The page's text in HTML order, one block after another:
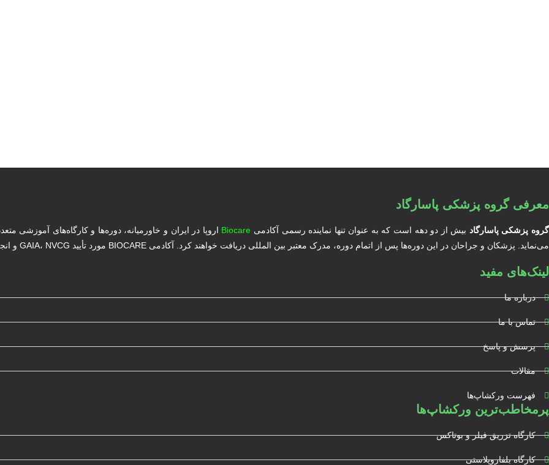
معرفی گروه پزشکی پاسارگاد
گروه پزشکی پاسارگاد بیش از دو دهه است که به عنوان تنها نماینده رسمی آکادمی Biocare اروپا در ایران و خاورمیانه، دوره‌ها و کارگاه‌های آموزشی
می‌نماید. پزشکان و جراحان در این دوره‌ها پس از اتمام دوره، مدرک معتبر بین المللی دریافت خواهند کرد. آکادمی BIOCARE مورد تأیید GAIA، NVCG و انجمن سلطنتی پزشکی اروپا می‌باشد.
لینک‌های مفید
درباره ما
تماس با ما
پرسش و پاسخ
مقالات
فهرست ورکشاپ‌ها
پرمخاطب‌ترین ورکشاپ‌ها
کارگاه تزریق فیلر و بوتاکس
کارگاه بلفاروپلاستی